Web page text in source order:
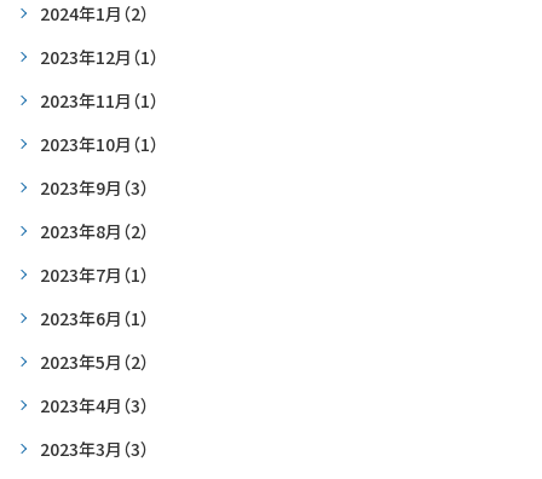
2024年1月 （2）
2023年12月 （1）
2023年11月 （1）
2023年10月 （1）
2023年9月 （3）
2023年8月 （2）
2023年7月 （1）
2023年6月 （1）
2023年5月 （2）
2023年4月 （3）
2023年3月 （3）